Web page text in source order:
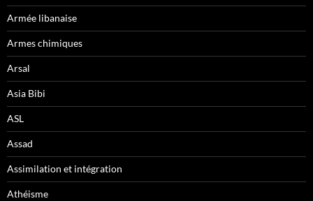
Armée libanaise
Armes chimiques
Arsal
Asia Bibi
ASL
Assad
Assimilation et intégration
Athéisme